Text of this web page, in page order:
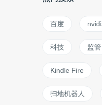
百度
科技 监管
Kindle Fire
扫地机器人